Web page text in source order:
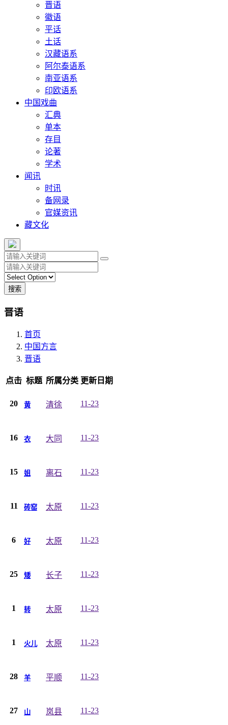
晋语
徽语
平话
土话
汉藏语系
阿尔泰语系
南亚语系
印欧语系
中国戏曲
汇典
单本
存目
论著
学术
闻讯
时讯
备网录
官媒资讯
藏文化
搜索
晋语
首页
中国方言
晋语
点击 标题 所属分类 更新日期
20 黄 清徐 11-23
16 衣 大同 11-23
15 姐 离石 11-23
11 砖窑 太原 11-23
6 好 太原 11-23
25 矮 长子 11-23
1 转 太原 11-23
1 火儿 太原 11-23
28 羊 平顺 11-23
27 山 岚县 11-23